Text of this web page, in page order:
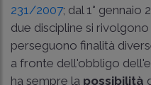
231/2007; dal 1°
due discipline si
perseguono finalità
a fronte dell'obbligo
ha sempre la possibilità